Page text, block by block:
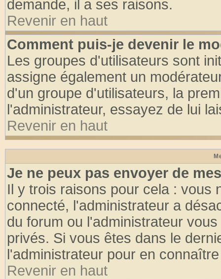
demande, il a ses raisons.
Revenir en haut
Comment puis-je devenir le
Les groupes d'utilisateurs sont
assigne également un
d'un groupe d'utilisateurs, la
l'administrateur, essayez de lui
Revenir en haut
Je ne peux pas envoyer de
Il y trois raisons pour cela : vous
connecté, l'administrateur a
du forum ou l'administrateur
privés. Si vous êtes dans le
l'administrateur pour en
Revenir en haut